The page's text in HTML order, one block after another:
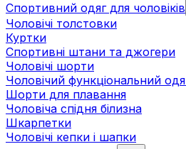
Спортивний одяг для чоловіків
Чоловічі толстовки
Куртки
Спортивні штани та джогери
Чоловічі шорти
Чоловічий функціональний
Шорти для плавання
Чоловіча спідня білизна
Шкарпетки
Чоловічі кепки і шапки